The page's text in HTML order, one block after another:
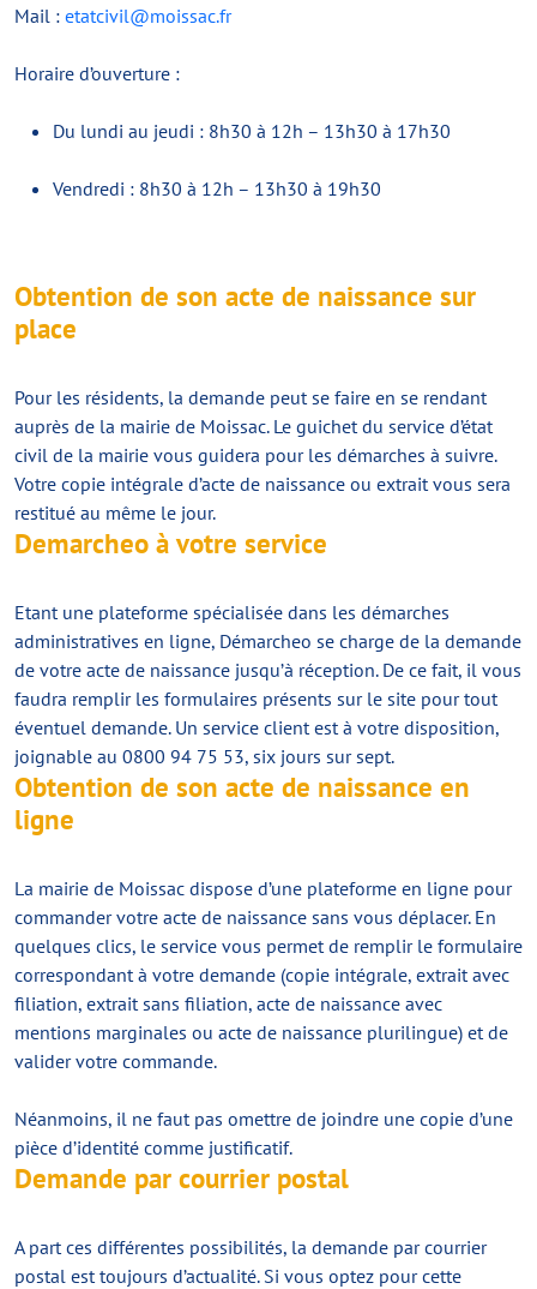
Mail : etatcivil@moissac.fr
Horaire d’ouverture :
Du lundi au jeudi : 8h30 à 12h – 13h30 à 17h30
Vendredi : 8h30 à 12h – 13h30 à 19h30
Obtention de son acte de naissance sur
place
Pour les résidents, la demande peut se faire en se rendant
auprès de la mairie de Moissac. Le guichet du service d’état
civil de la mairie vous guidera pour les démarches à suivre.
Votre copie intégrale d’acte de naissance ou extrait vous sera
restitué au même le jour.
Demarcheo à votre service
Etant une plateforme spécialisée dans les démarches
administratives en ligne, Démarcheo se charge de la demande
de votre acte de naissance jusqu’à réception. De ce fait, il vous
faudra remplir les formulaires présents sur le site pour tout
éventuel demande. Un service client est à votre disposition,
joignable au 0800 94 75 53, six jours sur sept.
Obtention de son acte de naissance en
ligne
La mairie de Moissac dispose d’une plateforme en ligne pour
commander votre acte de naissance sans vous déplacer. En
quelques clics, le service vous permet de remplir le formulaire
correspondant à votre demande (copie intégrale, extrait avec
filiation, extrait sans filiation, acte de naissance avec
mentions marginales ou acte de naissance plurilingue) et de
valider votre commande.
Néanmoins, il ne faut pas omettre de joindre une copie d’une
pièce d’identité comme justificatif.
Demande par courrier postal
A part ces différentes possibilités, la demande par courrier
postal est toujours d’actualité. Si vous optez pour cette